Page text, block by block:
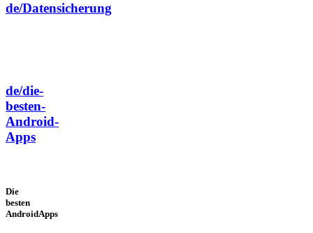
de/Datensicherung
de/die-
besten-
Android-
Apps
Die
besten
AndroidApps